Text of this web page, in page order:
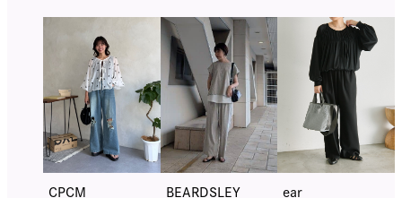
CPCM BEARDSLEY
ear